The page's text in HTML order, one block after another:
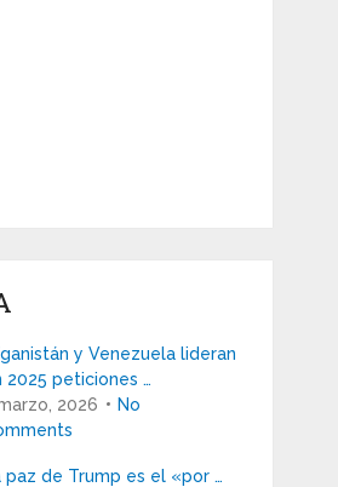
y Venezuela lideran
2025 peticiones …
2026
No
paz de Trump es el «por …